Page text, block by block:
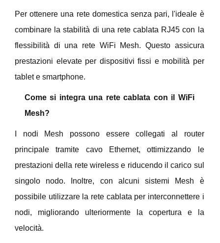
Per ottenere una rete domestica senza pari, l'ideale è
combinare la stabilità di una rete cablata RJ45 con la
flessibilità di una rete WiFi Mesh. Questo assicura
prestazioni elevate per dispositivi fissi e mobilità per
tablet e smartphone.
Come si integra una rete cablata con il WiFi
Mesh?
I nodi Mesh possono essere collegati al router
principale tramite cavo Ethernet, ottimizzando le
prestazioni della rete wireless e riducendo il carico sul
singolo nodo. Inoltre, con alcuni sistemi Mesh è
possibile utilizzare la rete cablata per interconnettere i
nodi, migliorando ulteriormente la copertura e la
velocità.